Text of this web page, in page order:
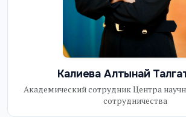
Калиева Алтынай
Академический сотрудник Центра
сотрудничества